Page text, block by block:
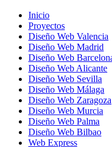
Inicio
Proyectos
Diseño Web Valencia
Diseño Web Madrid
Diseño Web
Diseño Web Alicante
Diseño Web Sevilla
Diseño Web Málaga
Diseño Web Zaragoza
Diseño Web Murcia
Diseño Web Palma
Diseño Web Bilbao
Web Express